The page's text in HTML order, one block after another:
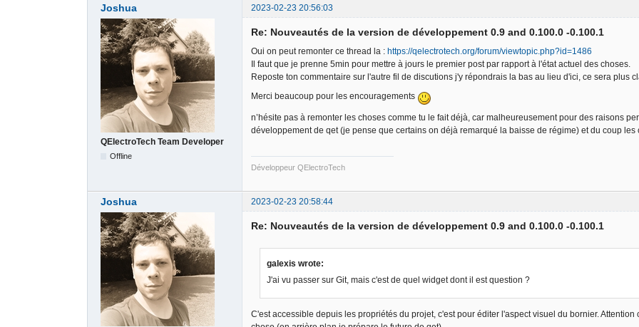
Joshua 2023-02-23 20:56:03
QElectroTech Team Developer
Offline
Re: Nouveautés de la version de développement 0.9 and 0.100.0 -0.100.1
Oui on peut remonter ce thread la : https://qelectrotech.org/forum/viewtopic.php?id=1486
Il faut que je prenne 5min pour mettre à jours le premier post par rapport à l'état actuel des choses.
Reposte ton commentaire sur l'autre fil de discutions j'y répondrais la bas au lieu d'ici, ce sera plus
Merci beaucoup pour les encouragements
n’hésite pas à remonter les choses comme tu le fait déjà, car malheureusement pour des raisons
développement de qet (je pense que certains on déjà remarqué la baisse de régime) et du coup
Développeur QElectroTech
Joshua 2023-02-23 20:58:44
Re: Nouveautés de la version de développement 0.9 and 0.100.0 -0.100.1
galexis wrote:
J'ai vu passer sur Git, mais c'est de quel widget dont il est question ?
C'est accessible depuis les propriétés du projet, c'est pour éditer l'aspect visuel du bornier.